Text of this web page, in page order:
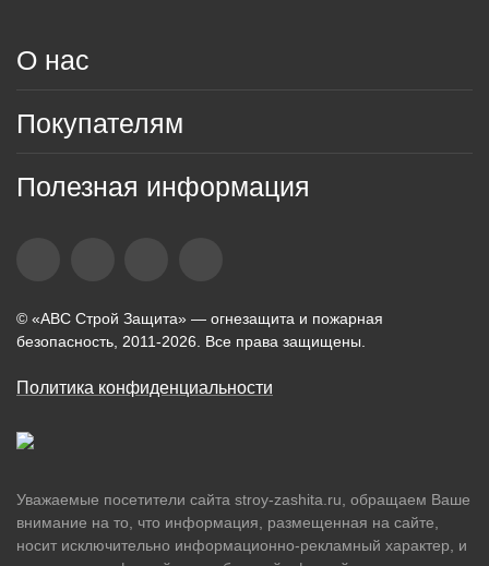
О нас
Покупателям
Полезная информация
© «АВС Строй Защита» — огнезащита и пожарная
безопасность, 2011-2026. Все права защищены.
Политика конфиденциальности
Уважаемые посетители сайта stroy-zashita.ru, обращаем Ваше
внимание на то, что информация, размещенная на сайте,
носит исключительно информационно-рекламный характер, и